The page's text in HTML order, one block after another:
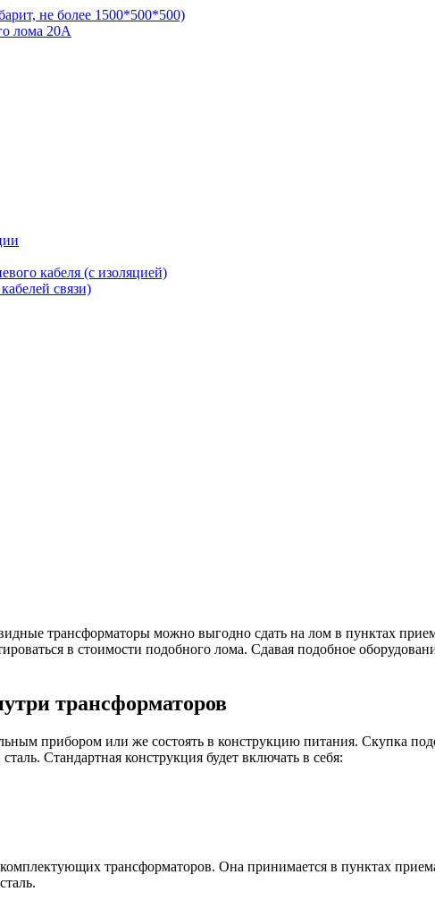
не более 1500*500*500)
лома 20А
кабеля (с изоляцией)
связи)
трансформаторы можно выгодно сдать на лом в пунктах
в стоимости подобного лома. Сдавая подобное
трансформаторов
прибором или же состоять в конструкцию питания. Скупка
Стандартная конструкция будет включать в себя:
трансформаторов. Она принимается в пунктах